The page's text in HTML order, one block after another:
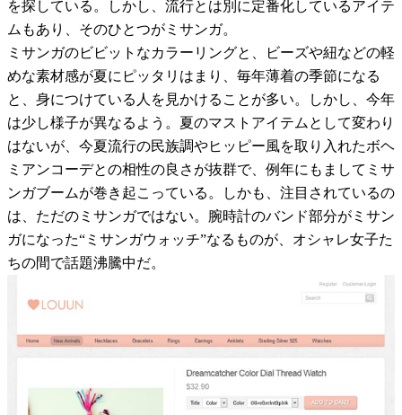
を探している。しかし、流行とは別に定番化しているアイテ
ムもあり、そのひとつがミサンガ。
ミサンガのビビットなカラーリングと、ビーズや紐などの軽
めな素材感が夏にピッタリはまり、毎年薄着の季節になる
と、身につけている人を見かけることが多い。しかし、今年
は少し様子が異なるよう。夏のマストアイテムとして変わり
はないが、今夏流行の民族調やヒッピー風を取り入れたボヘ
ミアンコーデとの相性の良さが抜群で、例年にもましてミサ
ンガブームが巻き起こっている。しかも、注目されているの
は、ただのミサンガではない。腕時計のバンド部分がミサン
ガになった“ミサンガウォッチ”なるものが、オシャレ女子た
ちの間で話題沸騰中だ。